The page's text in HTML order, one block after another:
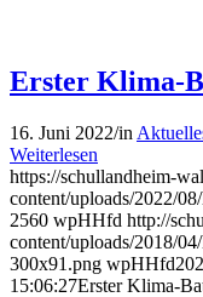
Erster Klima-
16. Juni 2022/in
Weiterlesen
https://schullandheim-
content/uploads/2022/
2560 wpHHfd http://
content/uploads/2018/
300x91.png wpHHfd
15:06:27Erster Klima-